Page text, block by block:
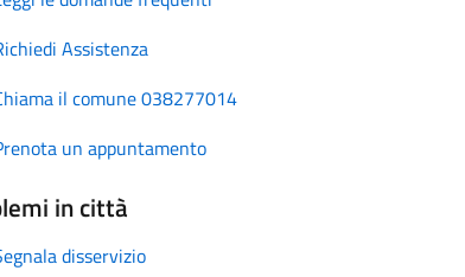
Assistenza
il comune 038277014
un appuntamento
in città
disservizio